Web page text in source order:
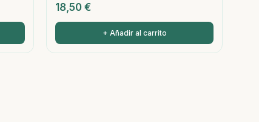
18,50 €
+ Añadir al carrito